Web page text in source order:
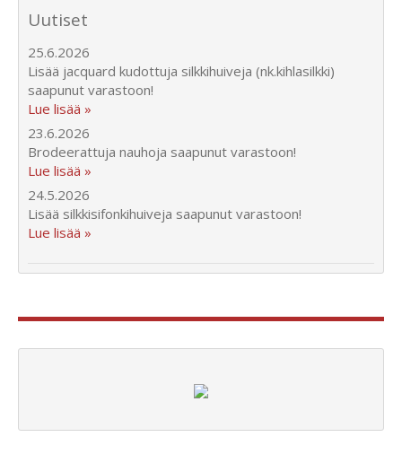
Uutiset
25.6.2026
Lisää jacquard kudottuja silkkihuiveja (nk.kihlasilkki)
saapunut varastoon!
Lue lisää »
23.6.2026
Brodeerattuja nauhoja saapunut varastoon!
Lue lisää »
24.5.2026
Lisää silkkisifonkihuiveja saapunut varastoon!
Lue lisää »